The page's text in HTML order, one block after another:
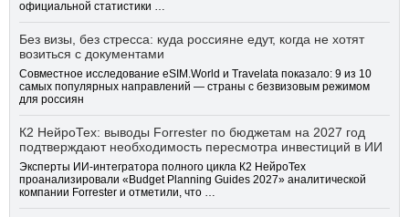
официальной статистики …
Без визы, без стресса: куда россияне едут, когда не хотят
возиться с документами
Совместное исследование eSIM.World и Travelata показало: 9 из 10
самых популярных направлений — страны с безвизовым режимом
для россиян
К2 НейроТех: выводы Forrester по бюджетам на 2027 год
подтверждают необходимость пересмотра инвестиций в ИИ
Эксперты ИИ-интегратора полного цикла К2 НейроТех
проанализировали «Budget Planning Guides 2027» аналитической
компании Forrester и отметили, что …